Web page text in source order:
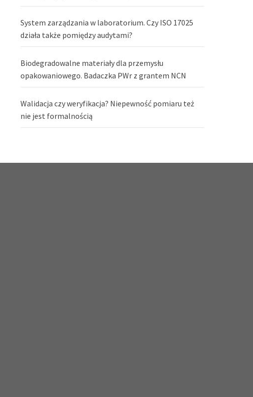
System zarządzania w laboratorium. Czy ISO 17025
działa także pomiędzy audytami?
Biodegradowalne materiały dla przemysłu
opakowaniowego. Badaczka PWr z grantem NCN
Walidacja czy weryfikacja? Niepewność pomiaru też
nie jest formalnością